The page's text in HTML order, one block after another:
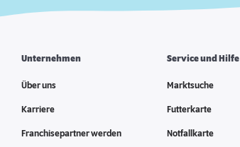
Unternehmen
Über uns
Karriere
Franchisepartner werden
Service und Hilfe
Marktsuche
Futterkarte
Notfallkarte